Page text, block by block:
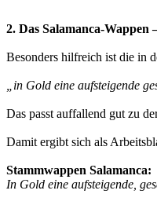
2. Das Salamanca-Wappen
Besonders hilfreich ist die in
„in Gold eine aufsteigende
Das passt auffallend gut zu
Damit ergibt sich als
Stammwappen Salamanca:
In Gold eine aufsteigende,